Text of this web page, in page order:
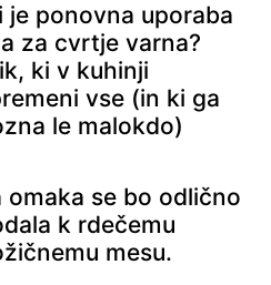
je ponovna uporaba
za cvrtje varna?
ki v kuhinji
vse (in ki ga
le malokdo)
omaka se bo odlično
k rdečemu
mesu.